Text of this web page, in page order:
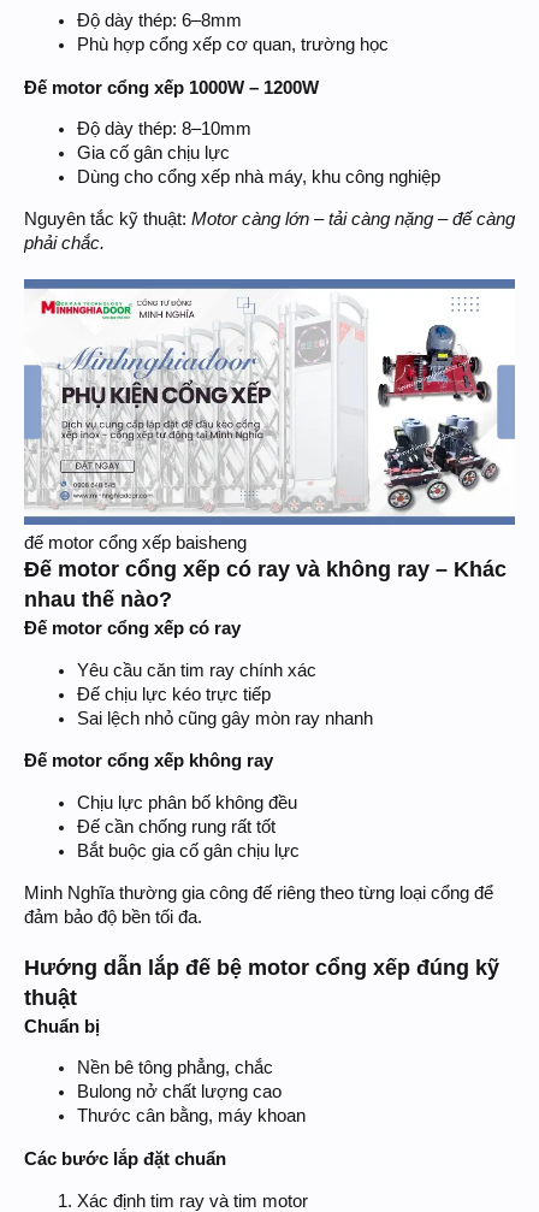
Độ dày thép: 6–8mm
Phù hợp cổng xếp cơ quan, trường học
Đế motor cổng xếp 1000W – 1200W
Độ dày thép: 8–10mm
Gia cố gân chịu lực
Dùng cho cổng xếp nhà máy, khu công nghiệp
Nguyên tắc kỹ thuật: Motor càng lớn – tải càng nặng – đế càng
phải chắc.
đế motor cổng xếp baisheng
Đế motor cổng xếp có ray và không ray – Khác
nhau thế nào?
Đế motor cổng xếp có ray
Yêu cầu căn tim ray chính xác
Đế chịu lực kéo trực tiếp
Sai lệch nhỏ cũng gây mòn ray nhanh
Đế motor cổng xếp không ray
Chịu lực phân bố không đều
Đế cần chống rung rất tốt
Bắt buộc gia cố gân chịu lực
Minh Nghĩa thường gia công đế riêng theo từng loại cổng để
đảm bảo độ bền tối đa.
Hướng dẫn lắp đế bệ motor cổng xếp đúng kỹ
thuật
Chuẩn bị
Nền bê tông phẳng, chắc
Bulong nở chất lượng cao
Thước cân bằng, máy khoan
Các bước lắp đặt chuẩn
Xác định tim ray và tim motor